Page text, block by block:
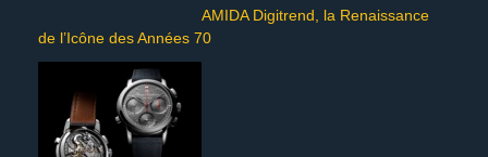
AMIDA Digitrend, la Renaissance
de l’Icône des Années 70